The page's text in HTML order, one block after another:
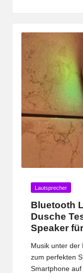
Posted
Lautsprecher
Bluetooth
Dusche
Speaker
Musik unter der
zum perfekten
Smartphone